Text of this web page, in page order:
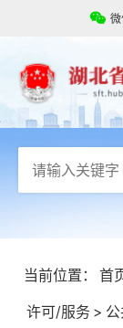
当前位置： 首
许可/服务 >